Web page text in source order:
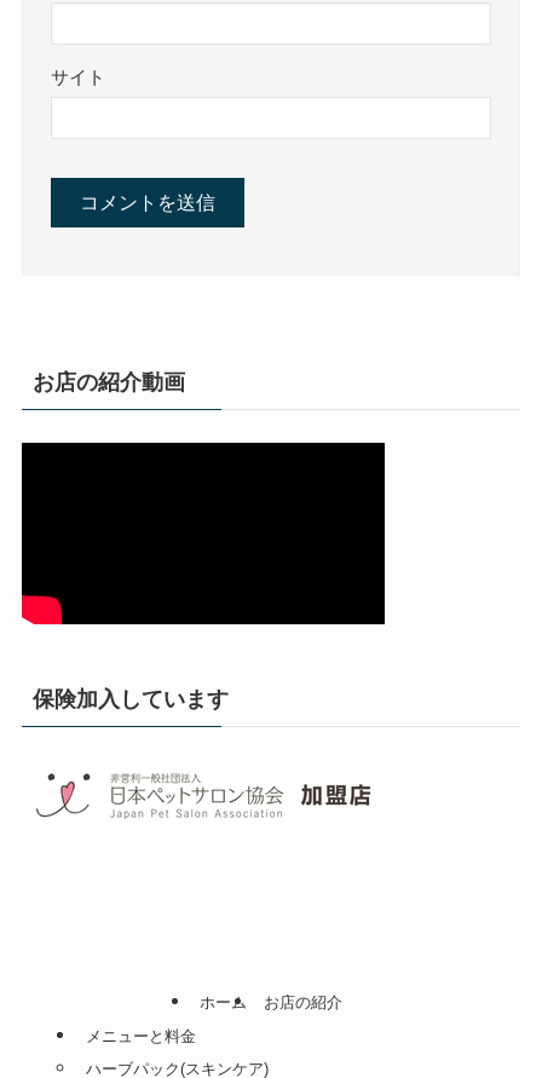
サイト
お店の紹介動画
保険加入しています
ホーム
お店の紹介
メニューと料金
ハーブパック(スキンケア)